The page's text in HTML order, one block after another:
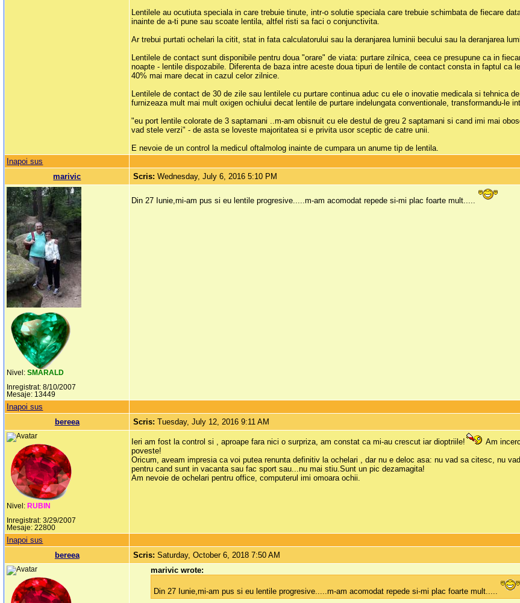
Lentilele au ocutiuta speciala in care trebuie tinute, intr-o solutie speciala care trebuie schimbata de fiecare
inainte de a-ti pune sau scoate lentila, altfel risti sa faci o conjunctivita.
Ar trebui purtati ochelari la citit, stat in fata calculatorului sau la deranjarea luminii becului sau la deranjarea
Lentilele de contact sunt disponibile pentru doua "orare" de viata: purtare zilnica, ceea ce presupune ca in
noapte - lentile dispozabile. Diferenta de baza intre aceste doua tipuri de lentile de contact consta in faptul ca
40% mai mare decat in cazul celor zilnice.
Lentilele de contact de 30 de zile sau lentilele cu purtare continua aduc cu ele o inovatie medicala si tehnica
furnizeaza mult mai mult oxigen ochiului decat lentile de purtare indelungata conventionale, transformandu-le
"eu port lentile colorate de 3 saptamani ..m-am obisnuit cu ele destul de greu 2 saptamani si cand imi mai
vad stele verzi" - de asta se loveste majoritatea si e privita usor sceptic de catre unii.
E nevoie de un control la medicul oftalmolog inainte de cumpara un anume tip de lentila.
Inapoi sus
marivic
Scris:Wednesday, July 6, 2016 5:10 PM
Nivel:SMARALD
Inregistrat: 8/10/2007
Mesaje: 13449
Din 27 Iunie,mi-am pus si eu lentile progresive.....m-am acomodat repede si-mi plac foarte mult.....
Inapoi sus
bereea
Scris:Tuesday, July 12, 2016 9:11 AM
Nivel: RUBIN
Inregistrat: 3/29/2007
Mesaje: 22800
Ieri am fost la control si , aproape fara nici o surpriza, am constat ca mi-au crescut iar dioptriile!
Am
poveste!
Oricum, aveam impresia ca voi putea renunta definitiv la ochelari , dar nu e deloc asa: nu vad sa citesc, nu
pentru cand sunt in vacanta sau fac sport sau...nu mai stiu.Sunt un pic dezamagita!
Am nevoie de ochelari pentru office, computerul imi omoara ochii.
Inapoi sus
bereea
Scris:Saturday, October 6, 2018 7:50 AM
marivic wrote:
Din 27 Iunie,mi-am pus si eu lentile progresive.....m-am acomodat repede si-mi plac foarte mult.....